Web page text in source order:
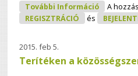
További Információ 8tól8ig
A
REGISZTRÁCIÓ
és
2015. feb 5.
Terítéken a